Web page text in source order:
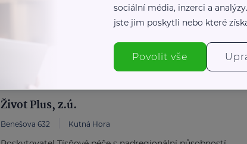
Život Plus, z.ú.
Benešova 632 Kutná Hora
sociální média, inzerci a
jste jim poskytli nebo které
Povolit vše